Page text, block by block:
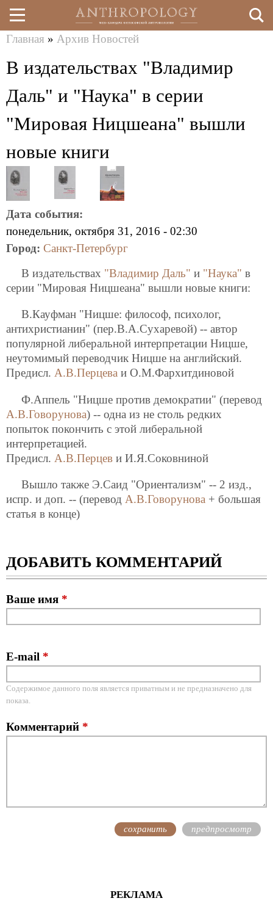
Перейти
к
основному
здесь
Главная » Архив Новостей
В издательствах "Владимир
Даль" и "Наука" в серии
"Мировая Ницшеана" вышли
новые книги
Дата события:
понедельник, октября 31, 2016 - 02:30
Город: Санкт-Петербург
В издательствах "Владимир Даль" и "Наука" в
серии "Мировая Ницшеана" вышли новые книги:
В.Кауфман "Ницше: философ, психолог,
антихристианин" (пер.В.А.Сухаревой) -- автор
популярной либеральной интерпретации Ницше,
неутомимый переводчик Ницше на английский.
Предисл. А.В.Перцева и О.М.Фархитдиновой
Ф.Аппель "Ницше против демократии" (перевод
А.В.Говорунова) -- одна из не столь редких
попыток покончить с этой либеральной
интерпретацией.
Предисл. А.В.Перцев и И.Я.Соковниной
Вышло также Э.Саид "Ориентализм" -- 2 изд.,
испр. и доп. -- (перевод А.В.Говорунова + большая
статья в конце)
ДОБАВИТЬ КОММЕНТАРИЙ
Ваше имя *
E-mail *
Содержимое данного поля является приватным и не предназначено для
показа.
Комментарий *
РЕКЛАМА